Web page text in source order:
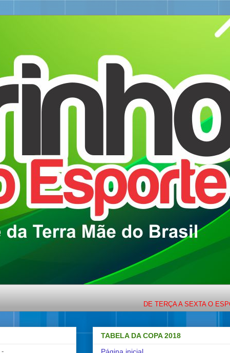
DE TERÇA A SEXTA O ESPORTE
-
TABELA DA COPA 2018